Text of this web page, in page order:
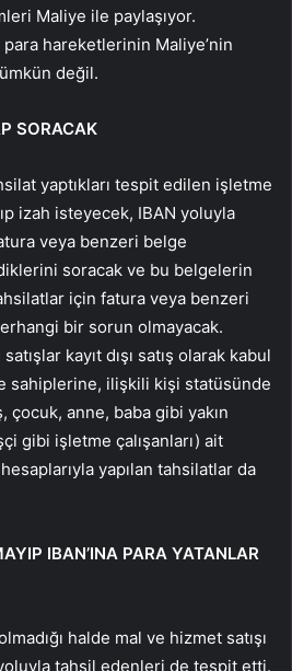
Maliye ile paylaşıyor.
para hareketlerinin Maliye’nin
değil.
SORACAK
yaptıkları tespit edilen işletme
izah isteyecek, IBAN yoluyla
veya benzeri belge
soracak ve bu belgelerin
için fatura veya benzeri
bir sorun olmayacak.
kayıt dışı satış olarak kabul
sahiplerine, ilişkili kişi statüsünde
anne, baba gibi yakın
gibi işletme çalışanları) ait
yapılan tahsilatlar da
IBAN’INA PARA YATANLAR
halde mal ve hizmet satışı
tahsil edenleri de tespit etti.